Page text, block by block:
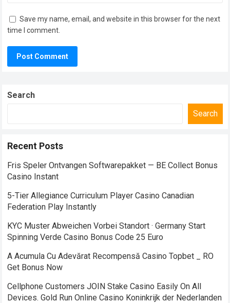
Save my name, email, and website in this browser for the next
time I comment.
Search
Search
Recent Posts
Fris Speler Ontvangen Softwarepakket — BE Collect Bonus
Casino Instant
5-Tier Allegiance Curriculum Player Casino Canadian
Federation Play Instantly
KYC Muster Abweichen Vorbei Standort · Germany Start
Spinning Verde Casino Bonus Code 25 Euro
A Acumula Cu Adevărat Recompensă Casino Topbet _ RO
Get Bonus Now
Cellphone Customers JOIN Stake Casino Easily On All
Devices. Gold Run Online Casino Koninkrijk der Nederlanden